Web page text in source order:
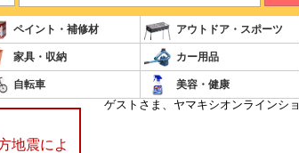
ペイント・補修材 アウトドア・スポーツ
家具・収納 カー用品
自転車 美容・健康
地震によ
ゲストさま、ヤマキシオンラインシ